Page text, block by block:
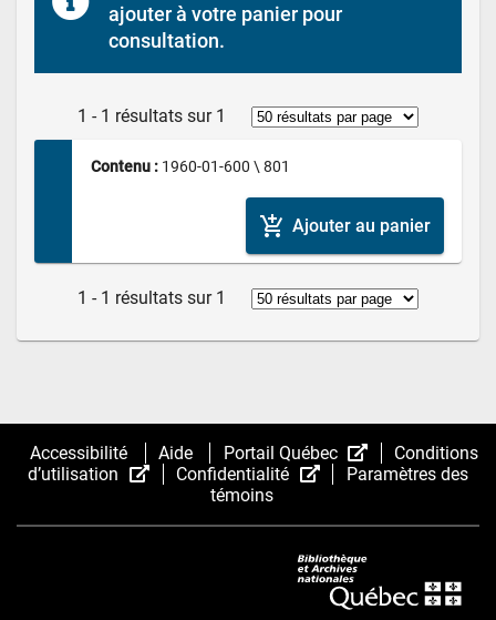
ajouter à votre panier pour
consultation.
1 - 1 résultats sur 1
Contenu : 1960-01-600 \ 801
add_shopping_cart Ajouter au panier
1 - 1 résultats sur 1
Accessibilité Aide Portail Québec
(Cet
hyperlien
nouvelle
fenêtre.)
Conditions
d’utilisation
(Cet
hyperlien
Confidentialité
(Cet
une
nouvelle
fenêtre.)
Paramètres des
témoins